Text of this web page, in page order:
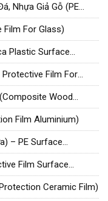
Nhựa Giả Gỗ (PE
Composite/PVC)
Film For Glass)
Plastic Surface
Protective Film For
Wood
Film Aluminium)
– PE Surface
Panel
Film Surface
Ceramic Film)